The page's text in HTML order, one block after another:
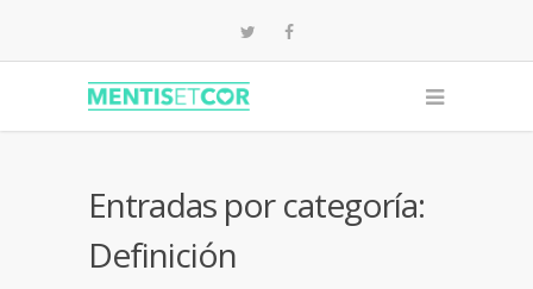
Entradas por categoría:
Definición